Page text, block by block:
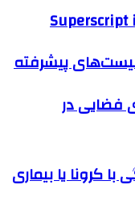
Superscript
پیشرفته
فضایی در
کرونا یا بیماری